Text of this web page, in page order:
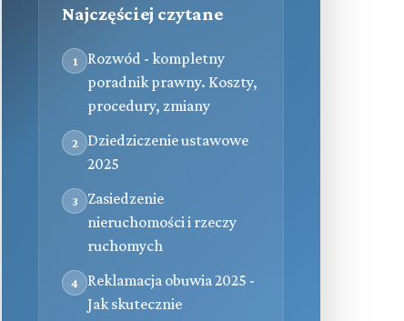
Najczęściej czytane
1
Rozwód - kompletny
poradnik prawny. Koszty,
procedury, zmiany
2
Dziedziczenie ustawowe
2025
3
Zasiedzenie
nieruchomości i rzeczy
ruchomych
4
Reklamacja obuwia 2025 -
Jak skutecznie